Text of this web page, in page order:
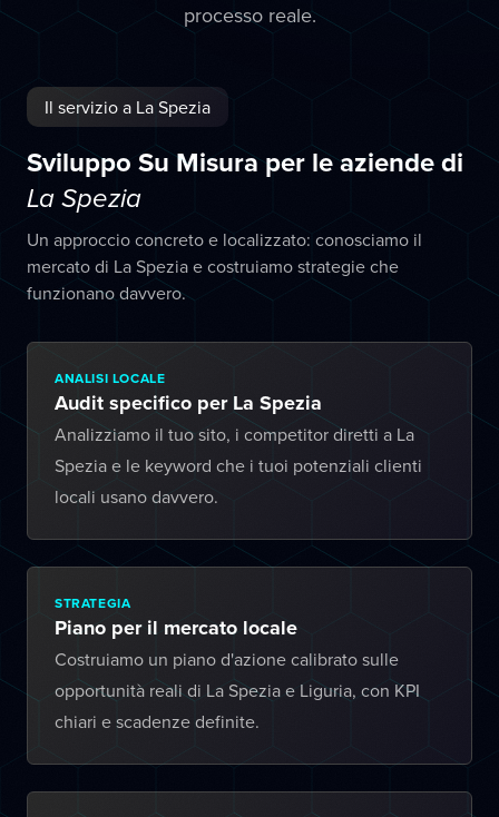
processo reale.
Il servizio a La Spezia
Sviluppo Su Misura per le aziende di
La Spezia
Un approccio concreto e localizzato: conosciamo il
mercato di La Spezia e costruiamo strategie che
funzionano davvero.
ANALISI LOCALE
Audit specifico per La Spezia
Analizziamo il tuo sito, i competitor diretti a La
Spezia e le keyword che i tuoi potenziali clienti
locali usano davvero.
STRATEGIA
Piano per il mercato locale
Costruiamo un piano d'azione calibrato sulle
opportunità reali di La Spezia e Liguria, con KPI
chiari e scadenze definite.